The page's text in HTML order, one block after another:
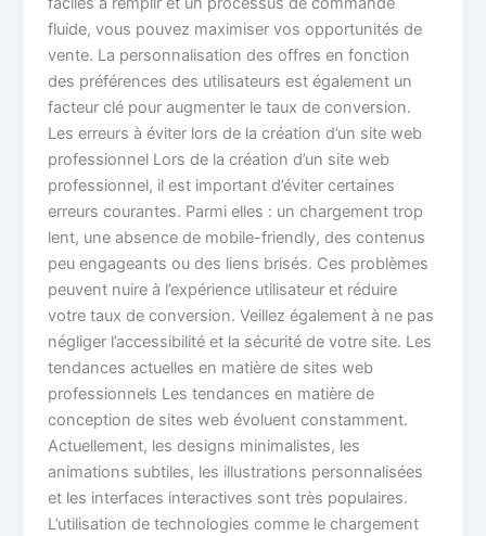
fluide, vous pouvez maximiser vos opportunités de
vente. La personnalisation des offres en fonction
des préférences des utilisateurs est également un
facteur clé pour augmenter le taux de conversion.
Les erreurs à éviter lors de la création d’un site web
professionnel Lors de la création d’un site web
professionnel, il est important d’éviter certaines
erreurs courantes. Parmi elles : un chargement trop
lent, une absence de mobile-friendly, des contenus
peu engageants ou des liens brisés. Ces problèmes
peuvent nuire à l’expérience utilisateur et réduire
votre taux de conversion. Veillez également à ne pas
négliger l’accessibilité et la sécurité de votre site. Les
tendances actuelles en matière de sites web
professionnels Les tendances en matière de
conception de sites web évoluent constamment.
Actuellement, les designs minimalistes, les
animations subtiles, les illustrations personnalisées
et les interfaces interactives sont très populaires.
L’utilisation de technologies comme le chargement